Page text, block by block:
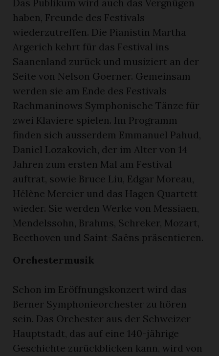
Das Publikum wird auch das Vergnügen
haben, Freunde des Festivals
wiederzutreffen. Die Pianistin Martha
Argerich kehrt für das Festival ins
Saanenland zurück und musiziert an der
Seite von Nelson Goerner. Gemeinsam
werden sie am Ende des Festivals
Rachmaninows Symphonische Tänze für
zwei Klaviere spielen. Im Programm
finden sich ausserdem Emmanuel Pahud,
Daniel Lozakovich, der im Alter von 14
Jahren zum ersten Mal am Festival
auftrat, sowie Bruce Liu, Edgar Moreau,
Hélène Mercier und das Hagen Quartett
wieder. Sie werden Werke von Messiaen,
Mendelssohn, Brahms, Schreker, Mozart,
Beethoven und Saint-Saëns präsentieren.
Orchestermusik
Schon im Eröffnungskonzert wird das
Berner Symphonieorchester zu hören
sein. Das Orchester aus der Schweizer
Hauptstadt, das auf eine 140-jährige
Geschichte zurückblicken kann, wird von